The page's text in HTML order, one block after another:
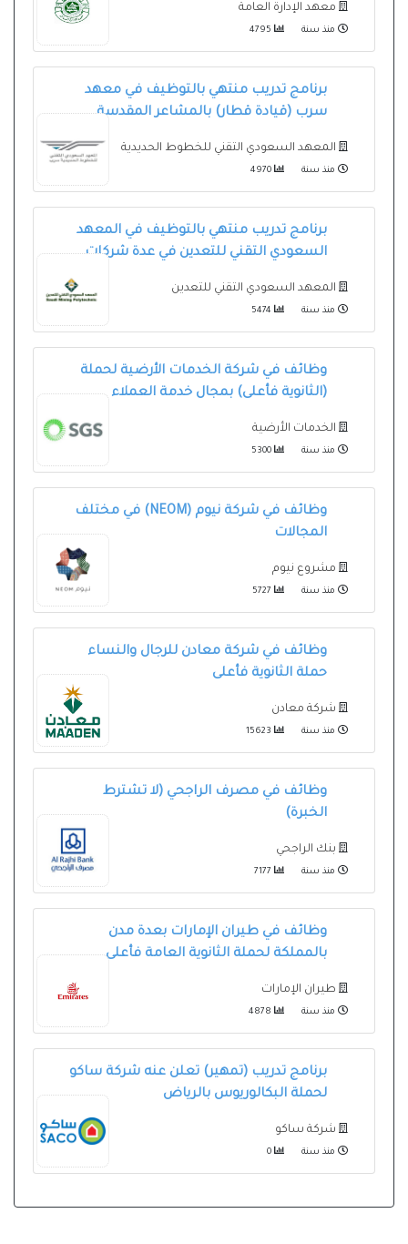
معهد الإدارة العامة
منذ سنة
برنامج تدريب منتهي بالتوظيف في معهد
سرب (قيادة قطار) بالمشاعر المقدسة
المعهد السعودي التقني للخطوط الحديدية
منذ سنة
برنامج تدريب منتهي بالتوظيف في المعهد
السعودي التقني للتعدين في عدة شركات
المعهد السعودي التقني للتعدين
منذ سنة
وظائف في شركة الخدمات الأرضية لحملة
(الثانوية فأعلى) بمجال خدمة العملاء
الخدمات الأرضية
منذ سنة
وظائف في شركة نيوم (NEOM) في مختلف
المجالات
مشروع نيوم
منذ سنة
وظائف في شركة معادن للرجال والنساء
حملة الثانوية فأعلى
شركة معادن
منذ سنة
وظائف في مصرف الراجحي (لا تشترط
الخبرة)
بنك الراجحي
منذ سنة
وظائف في طيران الإمارات بعدة مدن
بالمملكة لحملة الثانوية العامة فأعلى
طيران الإمارات
منذ سنة
برنامج تدريب (تمهير) تعلن عنه شركة ساكو
لحملة البكالوريوس بالرياض
شركة ساكو
منذ سنة